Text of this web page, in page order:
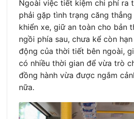
Ngoài việc tiết kiệm chi phí ra
phải gặp tình trạng căng
khiển xe, giữ an toàn cho bản
ngồi phía sau, chưa kể còn
động của thời tiết bên ngoài,
có nhiều thời gian để vừa trò
đồng hành vừa được ngắm
nữa.